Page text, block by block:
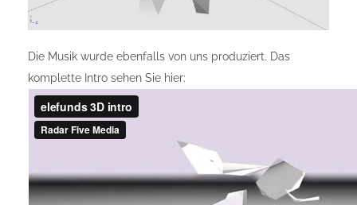
Die Musik wurde ebenfalls von uns produziert. Das
komplette Intro sehen Sie hier: